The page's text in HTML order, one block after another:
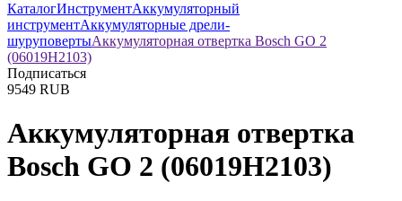
КаталогИнструментАккумуляторный
инструментАккумуляторные дрели-
шуруповертыАккумуляторная отвертка Bosch GO 2
(06019H2103)
Подписаться
9549 RUB
Аккумуляторная отвертка
Bosch GO 2 (06019H2103)